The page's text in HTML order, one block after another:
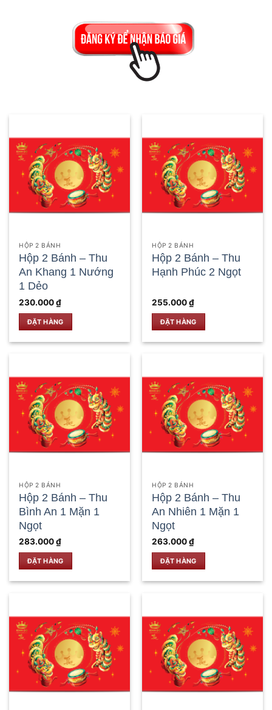
HỘP 2 BÁNH
Hộp 2 Bánh – Thu
An Khang 1 Nướng
1 Dẻo
230.000₫
ĐẶT HÀNG
HỘP 2 BÁNH
Hộp 2 Bánh – Thu
Hạnh Phúc 2 Ngọt
255.000₫
ĐẶT HÀNG
HỘP 2 BÁNH
Hộp 2 Bánh – Thu
Bình An 1 Mặn 1
Ngọt
283.000₫
ĐẶT HÀNG
HỘP 2 BÁNH
Hộp 2 Bánh – Thu
An Nhiên 1 Mặn 1
Ngọt
263.000₫
ĐẶT HÀNG